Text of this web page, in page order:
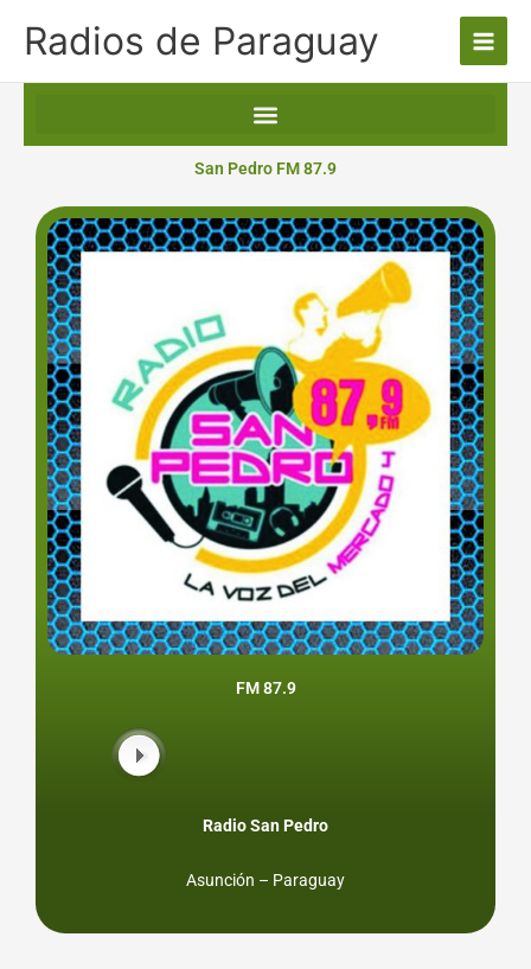
Radios de Paraguay
San Pedro FM 87.9
FM 87.9
Radio San Pedro
Asunción – Paraguay